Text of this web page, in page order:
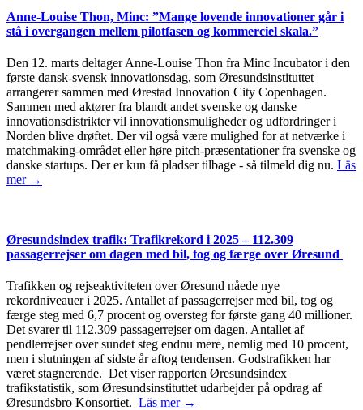
Anne-Louise Thon, Minc: ”Mange lovende innovationer går i
stå i overgangen mellem pilotfasen og kommerciel skala.”
Den 12. marts deltager Anne-Louise Thon fra Minc Incubator i den
første dansk-svensk innovationsdag, som Øresundsinstituttet
arrangerer sammen med Ørestad Innovation City Copenhagen.
Sammen med aktører fra blandt andet svenske og danske
innovationsdistrikter vil innovationsmuligheder og udfordringer i
Norden blive drøftet. Der vil også være mulighed for at netværke i
matchmaking-området eller høre pitch-præsentationer fra svenske og
danske startups. Der er kun få pladser tilbage - så tilmeld dig nu. Läs
mer →
Øresundsindex trafik: Trafikrekord i 2025 – 112.309
passagerrejser om dagen med bil, tog og færge over Øresund
Trafikken og rejseaktiviteten over Øresund nåede nye
rekordniveauer i 2025. Antallet af passagerrejser med bil, tog og
færge steg med 6,7 procent og oversteg for første gang 40 millioner.
Det svarer til 112.309 passagerrejser om dagen. Antallet af
pendlerrejser over sundet steg endnu mere, nemlig med 10 procent,
men i slutningen af sidste år aftog tendensen. Godstrafikken har
været stagnerende. Det viser rapporten Øresundsindex
trafikstatistik, som Øresundsinstituttet udarbejder på opdrag af
Øresundsbro Konsortiet. Läs mer →